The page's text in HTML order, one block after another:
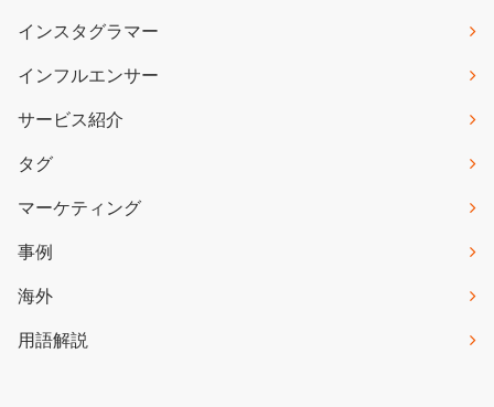
インスタグラマー
インフルエンサー
サービス紹介
タグ
マーケティング
事例
海外
用語解説